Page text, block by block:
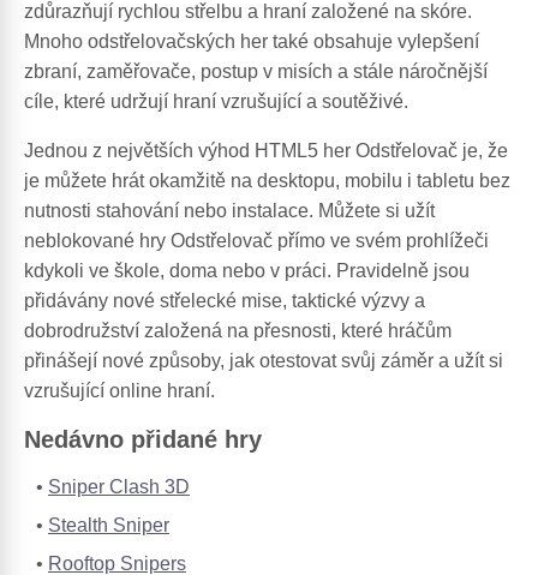
zdůrazňují rychlou střelbu a hraní založené na skóre.
Mnoho odstřelovačských her také obsahuje vylepšení
zbraní, zaměřovače, postup v misích a stále náročnější
cíle, které udržují hraní vzrušující a soutěživé.
Jednou z největších výhod HTML5 her Odstřelovač je, že
je můžete hrát okamžitě na desktopu, mobilu i tabletu bez
nutnosti stahování nebo instalace. Můžete si užít
neblokované hry Odstřelovač přímo ve svém prohlížeči
kdykoli ve škole, doma nebo v práci. Pravidelně jsou
přidávány nové střelecké mise, taktické výzvy a
dobrodružství založená na přesnosti, které hráčům
přinášejí nové způsoby, jak otestovat svůj záměr a užít si
vzrušující online hraní.
Nedávno přidané hry
Sniper Clash 3D
Stealth Sniper
Rooftop Snipers